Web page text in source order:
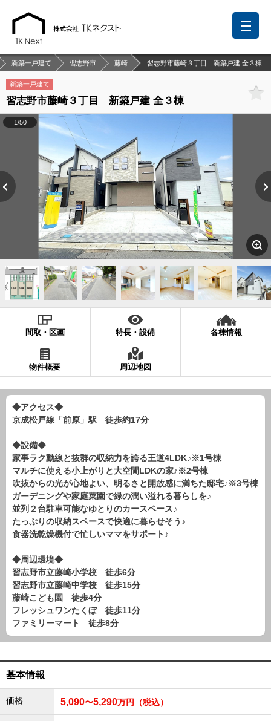
新築一戸建て 習志野市 藤崎 習志野市藤崎３丁目 新築戸建 全３棟
新築一戸建て
習志野市藤崎３丁目 新築戸建 全３棟
1/50
間取・区画 特長・設備 各棟情報
物件概要 周辺地図
◆アクセス◆
京成松戸線「前原」駅 徒歩約17分
◆設備◆
家事ラク動線と抜群の収納力を誇る王道4LDK♪※1号棟
マルチに使える小上がりと大空間LDKの家♪※2号棟
吹抜からの光が心地よい、明るさと開放感に満ちた邸宅♪※3号棟
ガーデニングや家庭菜園で緑の潤い溢れる暮らしを♪
並列２台駐車可能なゆとりのカースペース♪
たっぷりの収納スペースで快適に暮らせそう♪
食器洗乾燥機付で忙しいママをサポート♪
◆周辺環境◆
習志野市立藤崎小学校 徒歩6分
習志野市立藤崎中学校 徒歩15分
藤崎こども園 徒歩4分
フレッシュワンたくぼ 徒歩11分
ファミリーマート 徒歩8分
基本情報
価格 5,090〜5,290万円（税込）
前回の履歴 検討リスト 保存した検索条件
中国語での対応も可能です
お問い合わせ
営業メールは固くお断りします
お知らせ
千葉本店 松戸支店 成田支店 木更津支店
東京支店
神奈川支店
沖縄支店
現地販売会情報
千葉本店 松戸支店 成田支店 木更津支店
東京支店
神奈川支店
スタッフ紹介
千葉本店 成田支店
神奈川支店
沖縄支店
売却査定 会社案内
お問い合わせ
プライバシーポリシー
物件検索
新築一戸建
エリアから探す
中古一戸建
エリアから探す
路線から探す
マンション
路線から探す
土 地
エリアから探す
路線から探す